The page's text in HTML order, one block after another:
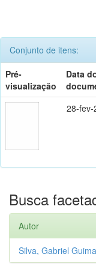
Conjunto de itens:
Pré-
visualização
Data
28-fev-
Busca
Autor
Silva, Gabriel